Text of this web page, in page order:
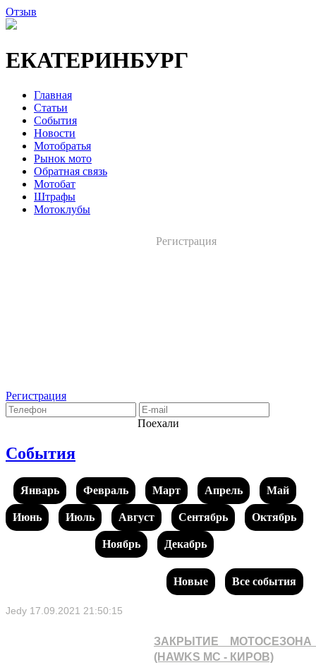
Отзыв
ЕКАТЕРИНБУРГ
Главная
Статьи
События
Новости
Мотобратья
Рынок мото
Обратная связь
Мотобат
Штрафы
Мотоклубы
Регистрация
Регистрация
Поехали
События
Январь Февраль Март Апрель Май
Июнь Июль Август Сентябрь Октябрь
Ноябрь Декабрь
Новые Все события
Jedy 17.09.2021 21:50:15
ЗАКРЫТИЕ МОТОСЕЗОНА
(HAWKS MC - КИРОВ)